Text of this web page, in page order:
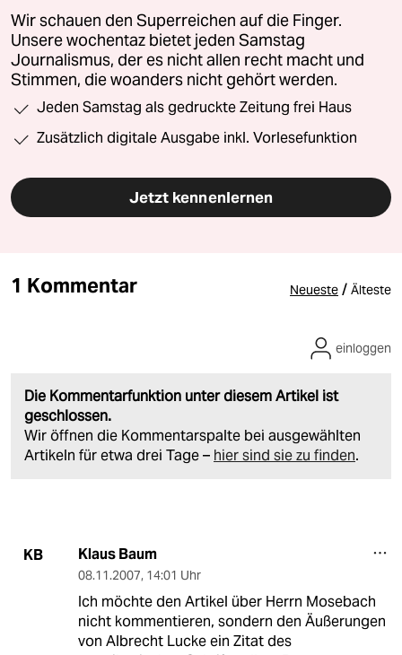
Wir schauen den Superreichen auf die Finger.
Unsere wochentaz bietet jeden Samstag
Journalismus, der es nicht allen recht macht und
Stimmen, die woanders nicht gehört werden.
Jeden Samstag als gedruckte Zeitung frei Haus
Zusätzlich digitale Ausgabe inkl. Vorlesefunktion
Jetzt kennenlernen
1 Kommentar Neueste / Älteste
Die Kommentarfunktion unter diesem Artikel ist
geschlossen.
Wir öffnen die Kommentarspalte bei ausgewählten
Artikeln für etwa drei Tage – hier sind sie zu finden.
einloggen
KB Klaus Baum
08.11.2007, 14:01 Uhr
Ich möchte den Artikel über Herrn Mosebach
nicht kommentieren, sondern den Äußerungen
von Albrecht Lucke ein Zitat des